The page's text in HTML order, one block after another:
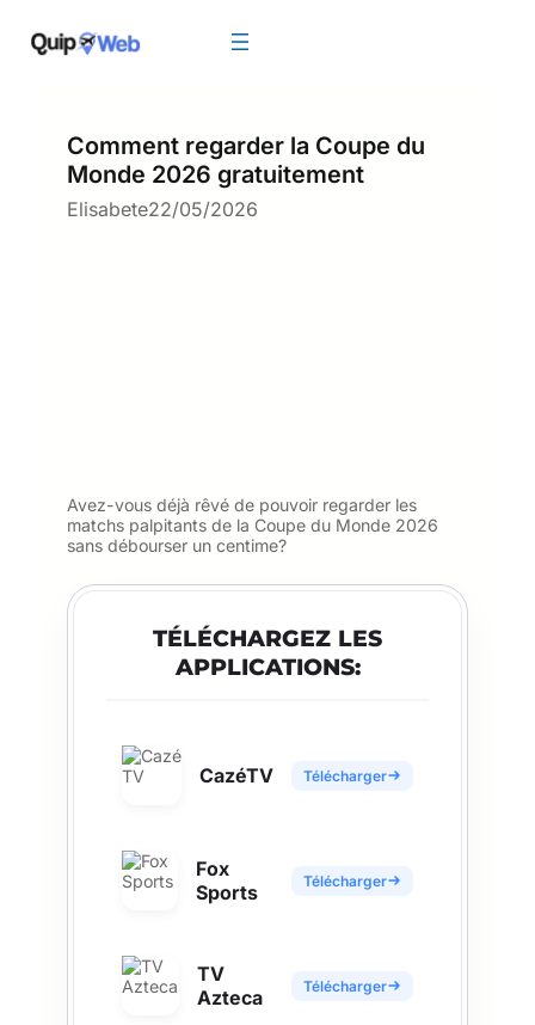
Comment regarder la Coupe du
Monde 2026 gratuitement
Elisabete22/05/2026
Avez-vous déjà rêvé de pouvoir regarder les
matchs palpitants de la Coupe du Monde 2026
sans débourser un centime?
TÉLÉCHARGEZ LES
APPLICATIONS:
CazéTV Télécharger
Fox
Sports
Télécharger
TV
Azteca
Télécharger